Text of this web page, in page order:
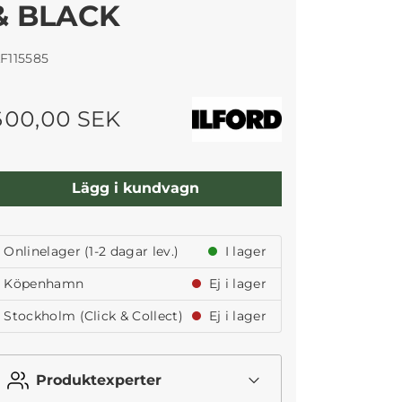
BLACK
SEK
Lägg i kundvagn
Onlinelager (1-2 dagar lev.)
I lager
Köpenhamn
Ej i lager
Stockholm (Click & Collect)
Ej i lager
Produktexperter